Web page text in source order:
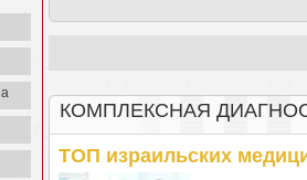
КОМПЛЕКСНАЯ
ТОП израильских